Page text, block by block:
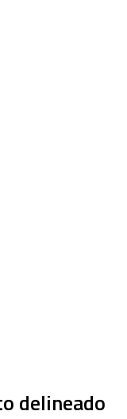
delineado